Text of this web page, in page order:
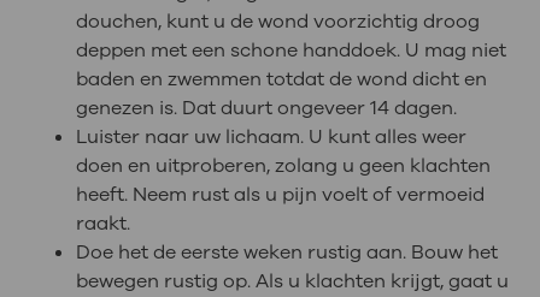
douchen, kunt u de wond voorzichtig droog
deppen met een schone handdoek. U mag niet
baden en zwemmen totdat de wond dicht en
genezen is. Dat duurt ongeveer 14 dagen.
Luister naar uw lichaam. U kunt alles weer
doen en uitproberen, zolang u geen klachten
heeft. Neem rust als u pijn voelt of vermoeid
raakt.
Doe het de eerste weken rustig aan. Bouw het
bewegen rustig op. Als u klachten krijgt, gaat u